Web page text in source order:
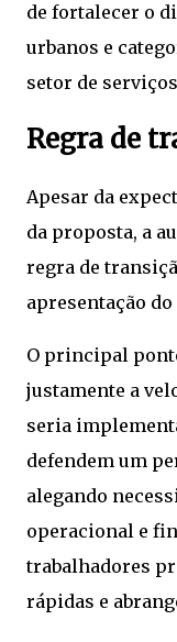
de fortalecer o
urbanos e
setor de
Regra de
Apesar da
da proposta, a
regra de
apresentação
O principal
justamente a
seria
defendem um
alegando
operacional e
trabalhadores
rápidas e